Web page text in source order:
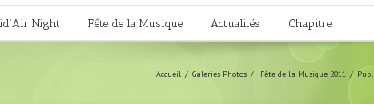
Night Fête de la Musique Actualités Chapitre
Accueil Galeries Photos Fête de la Musique 2011